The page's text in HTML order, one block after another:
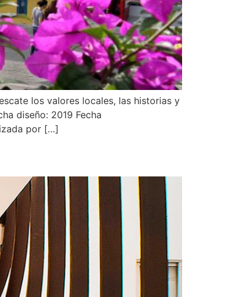
los valores locales, las historias y
diseño: 2019 Fecha
por […]